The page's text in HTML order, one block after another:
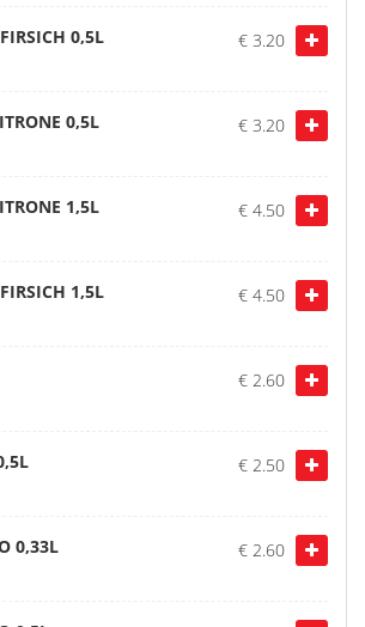
0,5L € 3.20
0,5L € 3.20
1,5L € 4.50
1,5L € 4.50
€ 2.60
€ 2.50
0,33L € 2.60